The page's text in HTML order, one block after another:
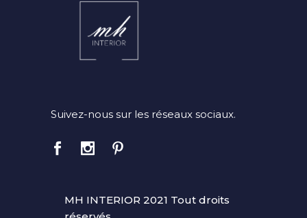
Suivez-nous sur les réseaux sociaux.
MH INTERIOR 2021 Tout droits